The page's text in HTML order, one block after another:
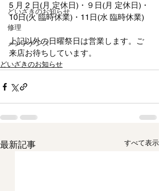
どいざきのお知らせ
修理
メンテナンス
5 月 2 日(月 定休日)・９日(月 定休日)・
10日(火 臨時休業)・11日(水 臨時休業)
上記以外の日曜祭日は営業します。ご
来店お待ちしています。
どいざきのお知らせ
最新記事 すべて表示